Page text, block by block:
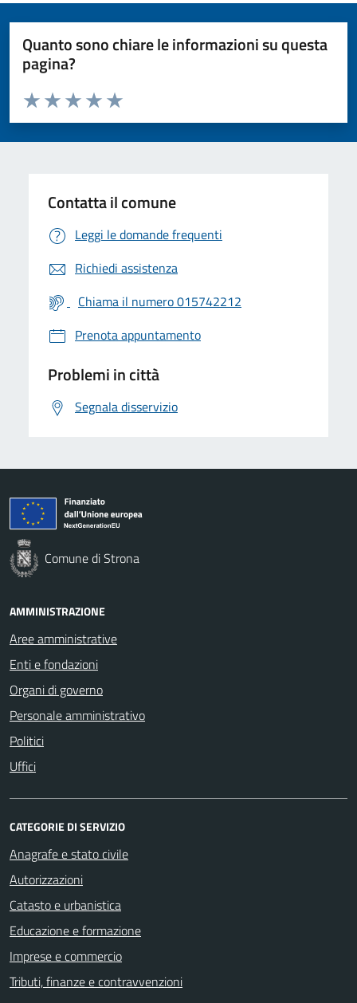
Quanto sono chiare le informazioni su questa
pagina?
Valuta da 1 a 5 stelle la pagina
Valuta 5 stelle su 5
Valuta 4 stelle su 5
Valuta 3 stelle su 5
Valuta 2 stelle su 5
Valuta 1 stelle su 5
Contatta il comune
Leggi le domande frequenti
Richiedi assistenza
Chiama il numero 015742212
Prenota appuntamento
Problemi in città
Segnala disservizio
Comune di Strona
AMMINISTRAZIONE
Aree amministrative
Enti e fondazioni
Organi di governo
Personale amministrativo
Politici
Uffici
CATEGORIE DI SERVIZIO
Anagrafe e stato civile
Autorizzazioni
Catasto e urbanistica
Educazione e formazione
Imprese e commercio
Tributi, finanze e contravvenzioni